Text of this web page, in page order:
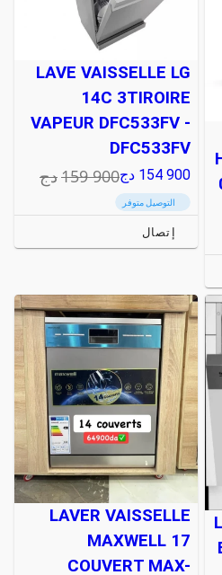
LAVE VAISSELLE LG
14C 3TIROIRE
VAPEUR DFC533FV -
DFC533FV
154 900 دج159 900دج
التوصيل متوفر
إتصال
LAVER VAISSELLE
MAXWELL 17
COUVERT MAX-